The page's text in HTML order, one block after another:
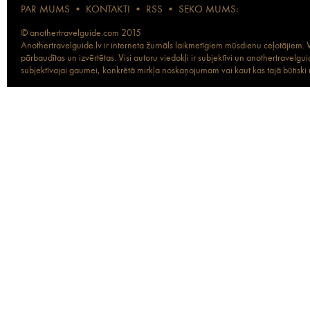
PAR MUMS • KONTAKTI • RSS • SEKO MUMS:
© anothertravelguide.com 2015
Anothertravelguide.lv ir interneta žurnāls laikmetīgiem mūsdienu
pārbaudītas un izvērtētas. Visi autoru viedokļi ir subjektīvi un
subjektīvajai gaumei, konkrētā mirkļa noskaņojumam vai kaut kas tajā